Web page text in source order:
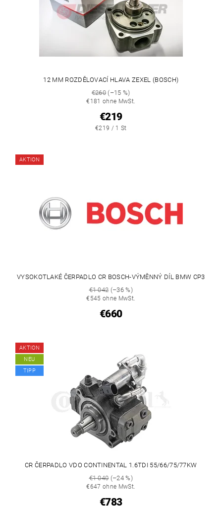
12 MM ROZDĚLOVACÍ HLAVA ZEXEL (BOSCH)
€260 (–15 %)
€181 ohne MwSt.
€219
€219 / 1 St
AKTION
VYSOKOTLAKÉ ČERPADLO CR BOSCH-VÝMĚNNÝ DÍL BMW CP3
€1 042(–36 %)
€545 ohne MwSt.
€660
AKTION
NEU
TIPP
CR ČERPADLO VDO CONTINENTAL 1.6TDI 55/66/75/77KW
€1 040(–24 %)
€647 ohne MwSt.
€783